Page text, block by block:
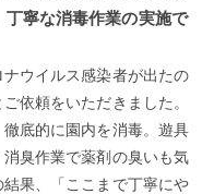
丁寧な消毒作業の実施で
ウイルス感染者が出たの
依頼をいただきました。
底的に園内を消毒。遊具
臭作業で薬剤の臭いも気
果、「ここまで丁寧にや